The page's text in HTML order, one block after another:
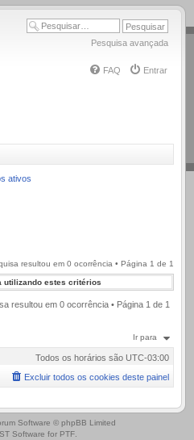
Pesquisa avançada
FAQ Entrar
ativos
resultou em 0 ocorrência • Página 1 de 1
utilizando estes critérios
resultou em 0 ocorrência • Página 1 de 1
Ir para
Todos os horários são UTC-03:00
Excluir todos os cookies deste painel
Software © phpBB Limited
ST Software for PTF